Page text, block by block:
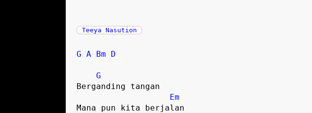
Teeya Nasution
G A Bm D
G
Berganding tangan
Em
Mana pun kita berjalan